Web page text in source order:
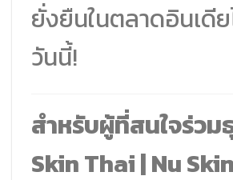
ยั่งยืนในตลาดอินเดี
วันนี้!
สำหรับผู้ที่สนใจร่วม
Skin Thai | Nu